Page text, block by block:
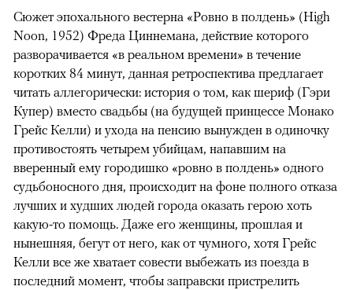
Сюжет эпохального вестерна «Ровно в полдень» (High
Noon, 1952) Фреда Циннемана, действие которого
разворачивается «в реальном времени» в течение
коротких 84 минут, данная ретроспектива предлагает
читать аллегорически: история о том, как шериф (Гэри
Купер) вместо свадьбы (на будущей принцессе Монако
Грейс Келли) и ухода на пенсию вынужден в одиночку
противостоять четырем убийцам, напавшим на
вверенный ему городишко «ровно в полдень» одного
судьбоносного дня, происходит на фоне полного отказа
лучших и худших людей города оказать герою хоть
какую-то помощь. Даже его женщины, прошлая и
нынешняя, бегут от него, как от чумного, хотя Грейс
Келли все же хватает совести выбежать из поезда в
последний момент, чтобы заправски пристрелить